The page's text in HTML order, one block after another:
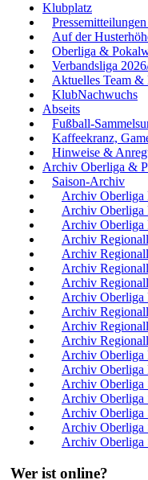
Klubplatz
Auf der
Oberliga &
Verbandsliga
Aktuelles Team &
KlubNachwuchs
Abseits
Fußball-
Kaffeekranz,
Hinweise &
Archiv Oberliga &
Saison-Archiv
Archiv Oberliga
Archiv Oberliga
Archiv Oberliga
Archiv
Archiv
Archiv
Archiv
Archiv Oberliga
Archiv
Archiv
Archiv
Archiv Oberliga
Archiv Oberliga
Archiv Oberliga
Archiv Oberliga
Archiv Oberliga
Archiv Oberliga
Archiv Oberliga
Wer ist online?